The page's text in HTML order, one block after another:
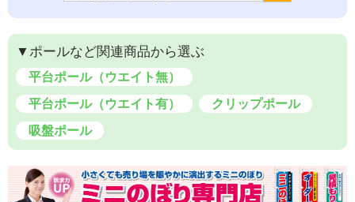
▼ポールなど関連商品から選ぶ
平台ポール（ウエイト無）
平台ポール（ウエイト有）
クリップポール
吸盤ポール